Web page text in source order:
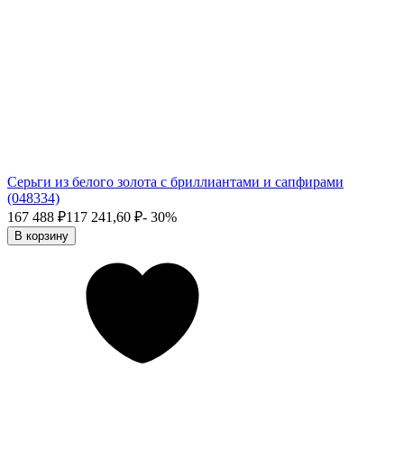
Серьги из белого золота с бриллиантами и сапфирами
(048334)
167 488 ₽117 241,60 ₽- 30%
В корзину